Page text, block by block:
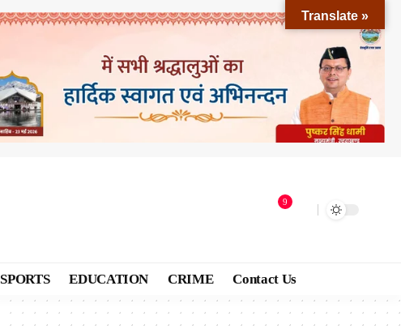
9
SPORTS EDUCATION CRIME Contact Us
Translate »